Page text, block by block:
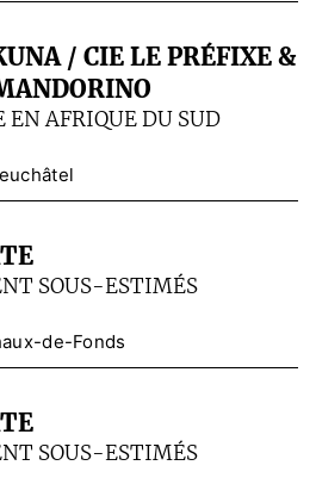
/ CIE LE PRÉFIXE &
AFRIQUE DU SUD
SOUS-ESTIMÉS
de-Fonds
SOUS-ESTIMÉS